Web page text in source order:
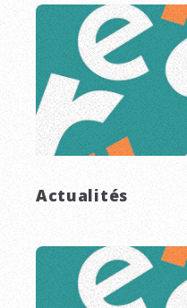
Actualités